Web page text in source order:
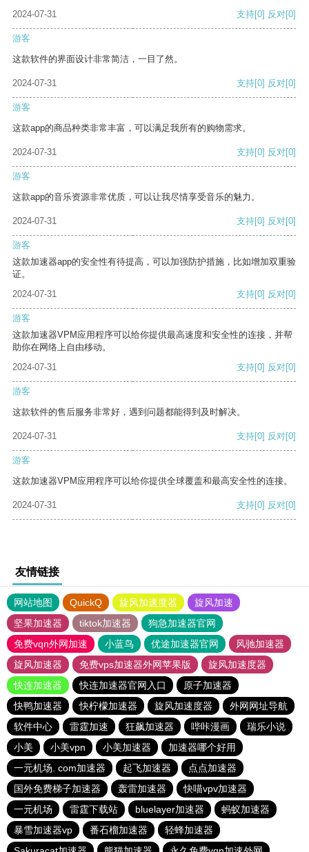
2024-07-31 支持[0] 反对[0]
游客
这款软件的界面设计非常简洁，一目了然。
2024-07-31 支持[0] 反对[0]
游客
这款app的商品种类非常丰富，可以满足我所有的购物需求。
2024-07-31 支持[0] 反对[0]
游客
这款app的音乐资源非常优质，可以让我尽情享受音乐的魅力。
2024-07-31 支持[0] 反对[0]
游客
这款加速器app的安全性有待提高，可以加强防护措施，比如增加双重验
证。
2024-07-31
支持[0] 反对[0]
游客
这款加速器VPM应用程序可以给你提供最高速度和安全性的连接，并帮
助你在网络上自由移动。
2024-07-31
支持[0] 反对[0]
游客
这款软件的售后服务非常好，遇到问题都能得到及时解决。
2024-07-31 支持[0] 反对[0]
游客
这款加速器VPM应用程序可以给你提供全球覆盖和最高安全性的连接。
2024-07-31 支持[0] 反对[0]
友情链接
网站地图 QuickQ 旋风加速度器
旋风加速
坚果加速器
tiktok加速器
狗急加速器官网
免费vqn外网加速
小蓝鸟 优途加速器官网
风驰加速器
旋风加速器
免费vps加速器外网苹果版
旋风加速度器
快连加速器
快连加速器官网入口
原子加速器
快鸭加速器
快柠檬加速器 旋风加速度器
外网网址导航
软件中心
雷霆加速 狂飙加速器 哔咔漫画
瑞乐小说
小美
小美vpn 小美加速器
加速器哪个好用
一元机场. com加速器
起飞加速器
点点加速器
国外免费梯子加速器
轰雷加速器
快喵vpv加速器
一元机场
雷霆下载站 bluelayer加速器
蚂蚁加速器
暴雪加速器vp
番石榴加速器
轻蜂加速器